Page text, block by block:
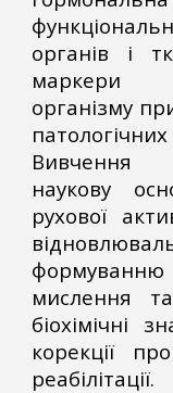
органів і
маркери
організму
Вивчення
наукову
рухової
мислення
біохімічні
корекції
реабілітації.